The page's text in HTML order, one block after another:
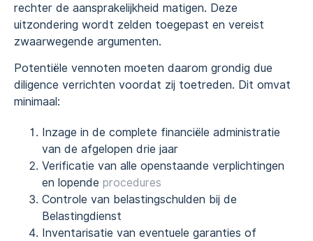
rechter de aansprakelijkheid matigen. Deze
uitzondering wordt zelden toegepast en vereist
zwaarwegende argumenten.
Potentiële vennoten moeten daarom grondig due
diligence verrichten voordat zij toetreden. Dit omvat
minimaal:
Inzage in de complete financiële administratie
van de afgelopen drie jaar
Verificatie van alle openstaande verplichtingen
en lopende procedures
Controle van belastingschulden bij de
Belastingdienst
Inventarisatie van eventuele garanties of